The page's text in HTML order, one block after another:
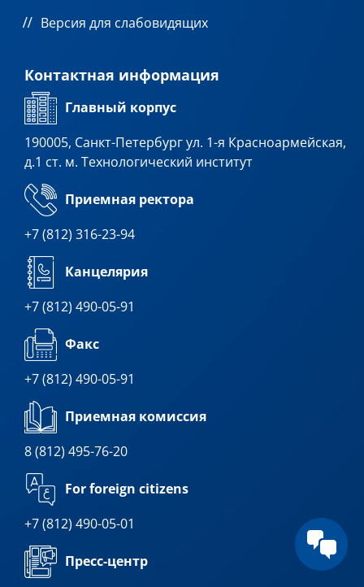
Версия для слабовидящих
Контактная информация
Главный корпус
190005, Санкт-Петербург ул. 1-я Красноармейская,
д.1 ст. м. Технологический институт
Приемная ректора
+7 (812) 316-23-94
Канцелярия
+7 (812) 490-05-91
Факс
+7 (812) 490-05-91
Приемная комиссия
8 (812) 495-76-20
For foreign citizens
+7 (812) 490-05-01
Пресс-центр